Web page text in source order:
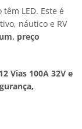
LED. Este é
náutico e RV
preço
Vias 100A 32V e